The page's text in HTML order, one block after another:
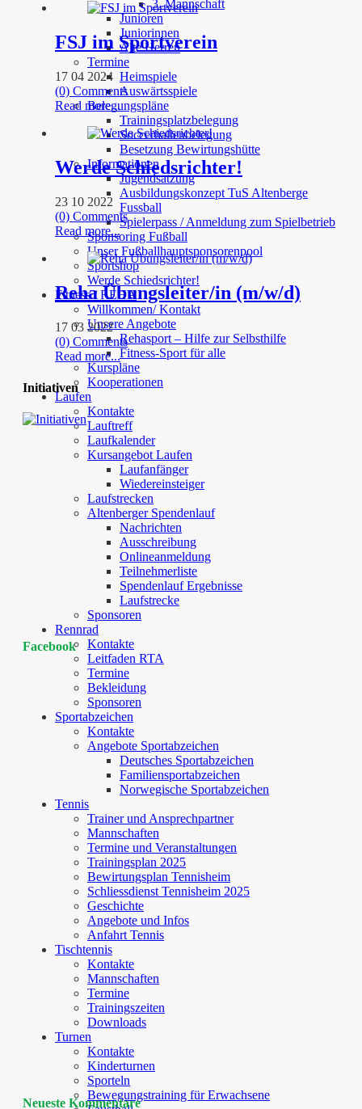
3. Mannschaft
Junioren
Juniorinnen
Alte Herren
Termine
Heimspiele
Auswärtsspiele
Belegungspläne
Trainingsplatzbelegung
Soccerhallenbelegung
Besetzung Bewirtungshütte
Informationen
Jugendsatzung
Ausbildungskonzept TuS Altenberge
Fussball
Spielerpass / Anmeldung zum Spielbetrieb
Sponsoring Fußball
Unser Fußballhauptsponsorenpool
Sportshop
Werde Schiedsrichter!
Fitness / REHA
Willkommen/ Kontakt
Unsere Angebote
Rehasport – Hilfe zur Selbsthilfe
Fitness-Sport für alle
Kurspläne
Kooperationen
Laufen
Kontakte
Lauftreff
Laufkalender
Kursangebot Laufen
Laufanfänger
Wiedereinsteiger
Laufstrecken
Altenberger Spendenlauf
Nachrichten
Ausschreibung
Onlineanmeldung
Teilnehmerliste
Spendenlauf Ergebnisse
Laufstrecke
Sponsoren
Rennrad
Kontakte
Leitfaden RTA
Termine
Bekleidung
Sponsoren
Sportabzeichen
Kontakte
Angebote Sportabzeichen
Deutsches Sportabzeichen
Familiensportabzeichen
Norwegische Sportabzeichen
Tennis
Trainer und Ansprechpartner
Mannschaften
Termine und Veranstaltungen
Trainingsplan 2025
Bewirtungsplan Tennisheim
Schliessdienst Tennisheim 2025
Geschichte
Angebote und Infos
Anfahrt Tennis
Tischtennis
Kontakte
Mannschaften
Termine
Trainingszeiten
Downloads
Turnen
Kontakte
Kinderturnen
Sporteln
Bewegungstraining für Erwachsene
FSJ im Sportverein
17 04 2024
(0) Comments
Read more...
Werde Schiedsrichter!
23 10 2022
(0) Comments
Read more...
Reha Übungsleiter/in (m/w/d)
17 03 2022
(0) Comments
Read more...
Initiativen
Facebook
Neueste Kommentare